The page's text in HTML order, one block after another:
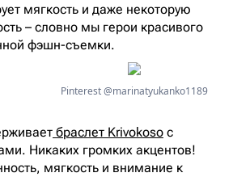
мягкость и даже некоторую
– словно мы герои красивого
фэшн-съемки.
Pinterest @marinatyukanko1189
браслет Krivokoso с
Никаких громких акцентов!
мягкость и внимание к